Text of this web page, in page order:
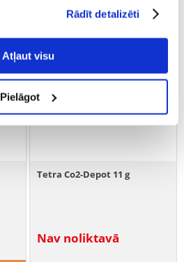
Rādīt detalizēti
Atļaut visu
Pielāgot
Tetra Co2-Depot 11 g
Nav noliktavā